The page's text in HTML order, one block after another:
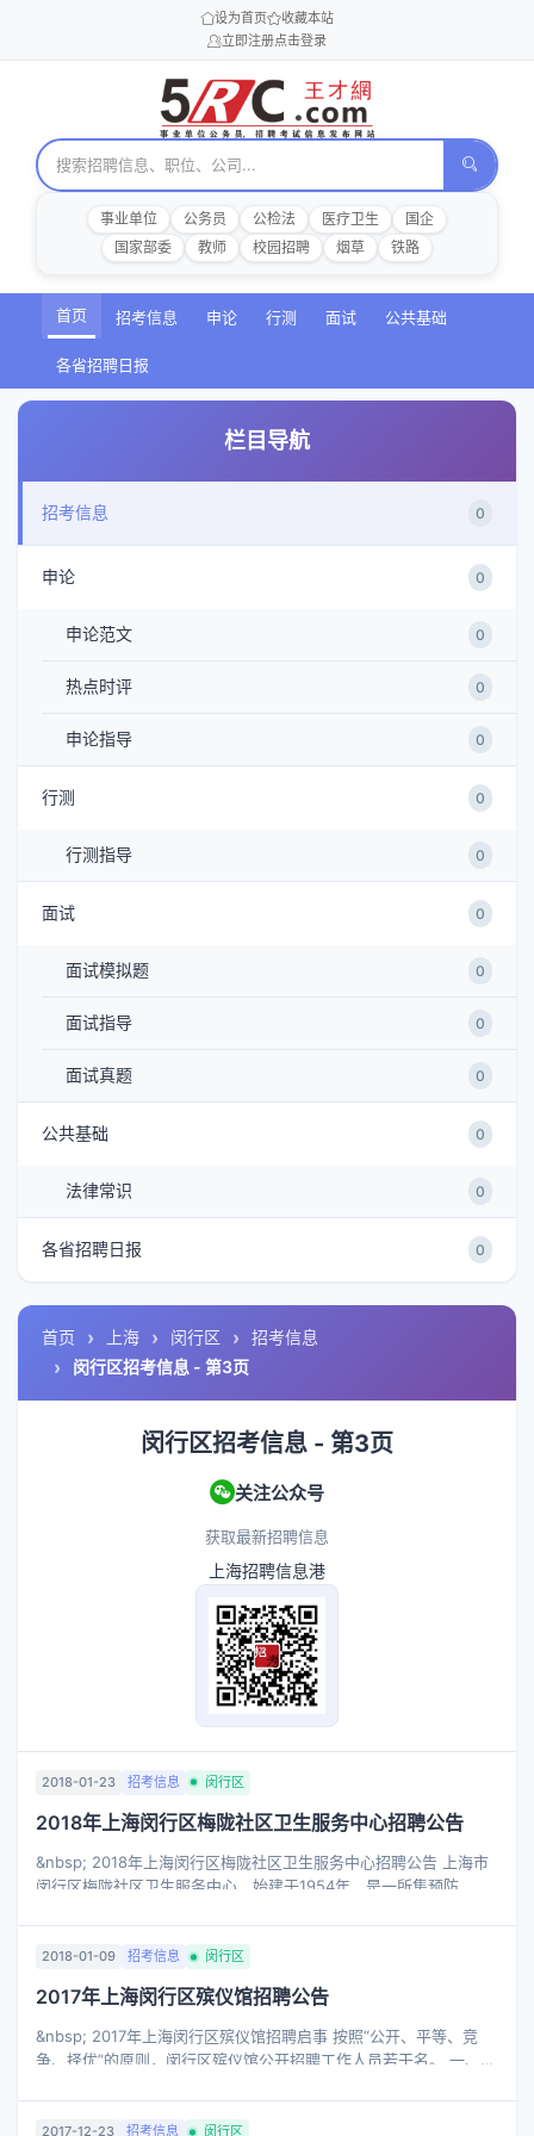
设为首页
收藏本站
立即注册点击登录
事业单位 公务员 公检法 医疗卫生
国企
国家部委
教师 校园招聘 烟草 铁路
首页 招考信息 申论 行测 面试 公共基础
各省招聘日报
首页 上海 闵行区
招考信息
闵行区招考信息 - 第3页
闵行区招考信息 - 第3页
关注公众号
获取最新招聘信息
上海招聘信息港
2018-01-23 招考信息 闵行区
2018年上海闵行区梅陇社区卫生服务中心招聘公告
&nbsp; 2018年上海闵行区梅陇社区卫生服务中心招聘公告 上海市
闵行区梅陇社区卫生服务中心，始建于1954年，是一所集预防、保
合性医院，上海市医保 ...
2018-01-09 招考信息 闵行区
2017年上海闵行区殡仪馆招聘公告
&nbsp; 2017年上海闵行区殡仪馆招聘启事 按照“公开、平等、竞
争、择优”的原则，闵行区殡仪馆公开招聘工作人员若干名。 一、招
劳务派遣制 ...
2017-12-23 招考信息 闵行区
栏目导航
招考信息 0
申论 0
申论范文 0
热点时评 0
申论指导 0
行测 0
行测指导 0
面试 0
面试模拟题 0
面试指导 0
面试真题 0
公共基础 0
法律常识 0
各省招聘日报 0